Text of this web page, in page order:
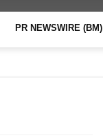
PR NEWSWIRE (BM)